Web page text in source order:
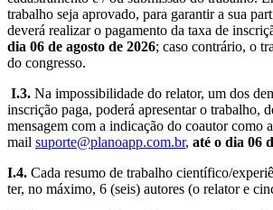
trabalho seja aprovado, para garantir a sua
deverá realizar o pagamento da taxa de
dia 06 de agosto de 2026; caso contrário, o
do congresso.
I.3. Na impossibilidade do relator, um dos
inscrição paga, poderá apresentar o trabalho,
mensagem com a indicação do coautor como
mail suporte@planoapp.com.br, até o dia 06
I.4. Cada resumo de trabalho científico/
ter, no máximo, 6 (seis) autores (o relator e